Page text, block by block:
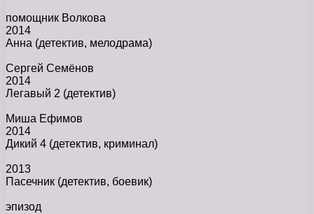
помощник Волкова
2014
Анна (детектив, мелодрама)
Сергей Семёнов
2014
Легавый 2 (детектив)
Миша Ефимов
2014
Дикий 4 (детектив, криминал)
2013
Пасечник (детектив, боевик)
эпизод